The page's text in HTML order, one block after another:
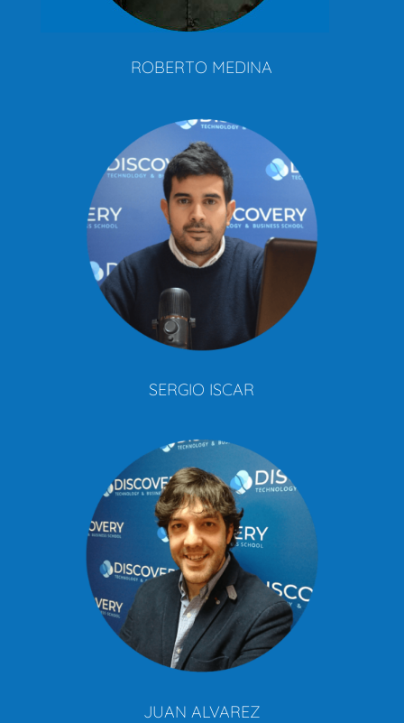
ROBERTO MEDINA
SERGIO ISCAR
JUAN ALVAREZ